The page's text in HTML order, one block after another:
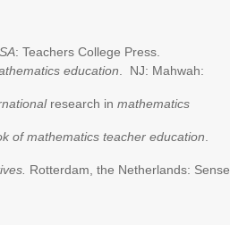
: Teachers College Press.
education . NJ: Mahwah:
research in mathematics
of mathematics teacher education
Rotterdam, the Netherlands: Sense.